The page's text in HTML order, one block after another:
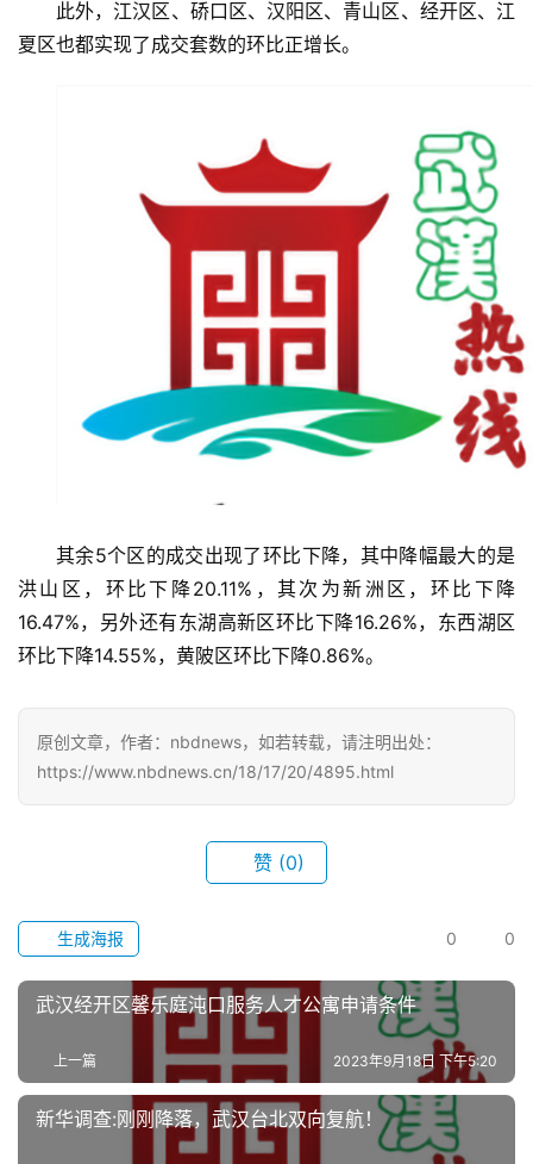
务
导
此外，江汉区、硚口区、汉阳区、青山区、经开区、江
夏区也都实现了成交套数的环比正增长。
其余5个区的成交出现了环比下降，其中降幅最大的是
洪山区，环比下降20.11%，其次为新洲区，环比下降
16.47%，另外还有东湖高新区环比下降16.26%，东西湖区
环比下降14.55%，黄陂区环比下降0.86%。
原创文章，作者：nbdnews，如若转载，请注明出处：
https://www.nbdnews.cn/18/17/20/4895.html
赞 (0)
0 0
生成海报
武汉经开区馨乐庭沌口服务人才公寓申请条件
上一篇 2023年9月18日 下午5:20
新华调查:刚刚降落，武汉台北双向复航！